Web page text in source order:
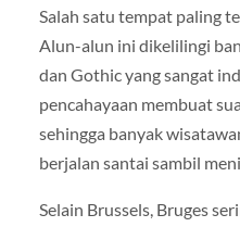
Salah satu tempat paling
Alun-alun ini dikelilingi
dan Gothic yang sangat
pencahayaan membuat
sehingga banyak
berjalan santai sambil
Selain Brussels, Bruges